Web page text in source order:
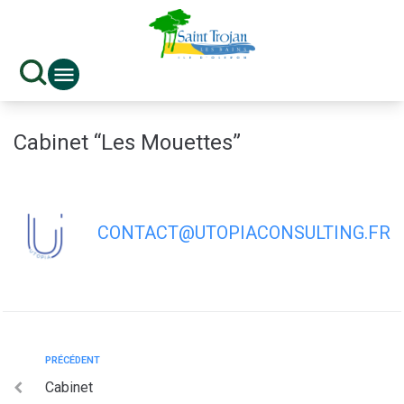
Cabinet “Les Mouettes”
CONTACT@UTOPIACONSULTING.FR
PRÉCÉDENT
Cabinet